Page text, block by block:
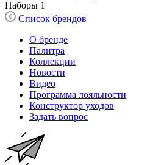
Наборы 1
Список брендов
О бренде
Палитра
Коллекции
Новости
Видео
Программа лояльности
Конструктор уходов
Задать вопрос